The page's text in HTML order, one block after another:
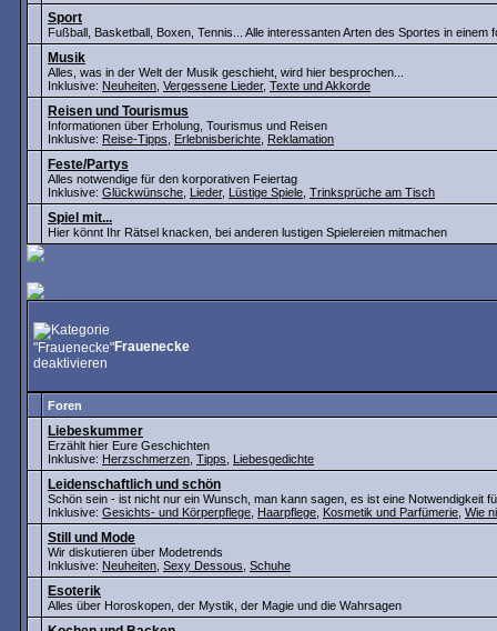
Sport
Fußball, Basketball, Boxen, Tennis... Alle interessanten Arten des Sportes in einem
Musik
Alles, was in der Welt der Musik geschieht, wird hier besprochen...
Inklusive: Neuheiten Vergessene Lieder, Texte und Akkorde
Reisen und Tourismus
Informationen über Erholung, Tourismus und Reisen
Inklusive: Reise-Tipps Erlebnisberichte Reklamation
Feste/Partys
Alles notwendige für den korporativen Feiertag
Inklusive: Glückwünsche Lieder, Lüstige Spiele Trinksprüche am Tisch
Spiel mit...
Hier könnt Ihr Rätsel knacken, bei anderen lustigen Spielereien mitmachen
Frauenecke
Foren
Liebeskummer
Erzählt hier Eure Geschichten
Inklusive: Herzschmerzen Tipps Liebesgedichte
Leidenschaftlich und schön
Schön sein - ist nicht nur ein Wunsch, man kann sagen, es ist eine Notwendigkeit
Inklusive: Gesichts- und Körperpflege Haarpflege Kosmetik und Parfümerie Wie
Still und Mode
Wir diskutieren über Modetrends
Inklusive: Neuheiten Sexy Dessous Schuhe
Esoterik
Alles über Horoskopen, der Mystik, der Magie und die Wahrsagen